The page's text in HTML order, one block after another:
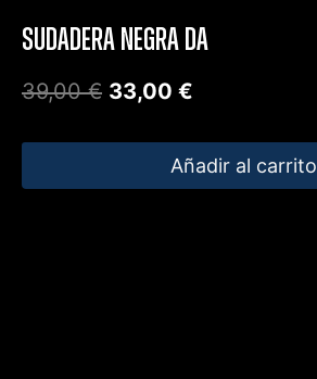
SUDADERA NEGRA DA
39,00€ 33,00 €
Añadir al carrito